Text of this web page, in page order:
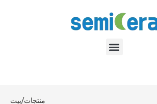
بيت/منتجات